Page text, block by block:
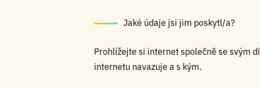
Jaké údaje jsi jim poskytl/a?
Prohlížejte si internet společně se svým
internetu navazuje a s kým.